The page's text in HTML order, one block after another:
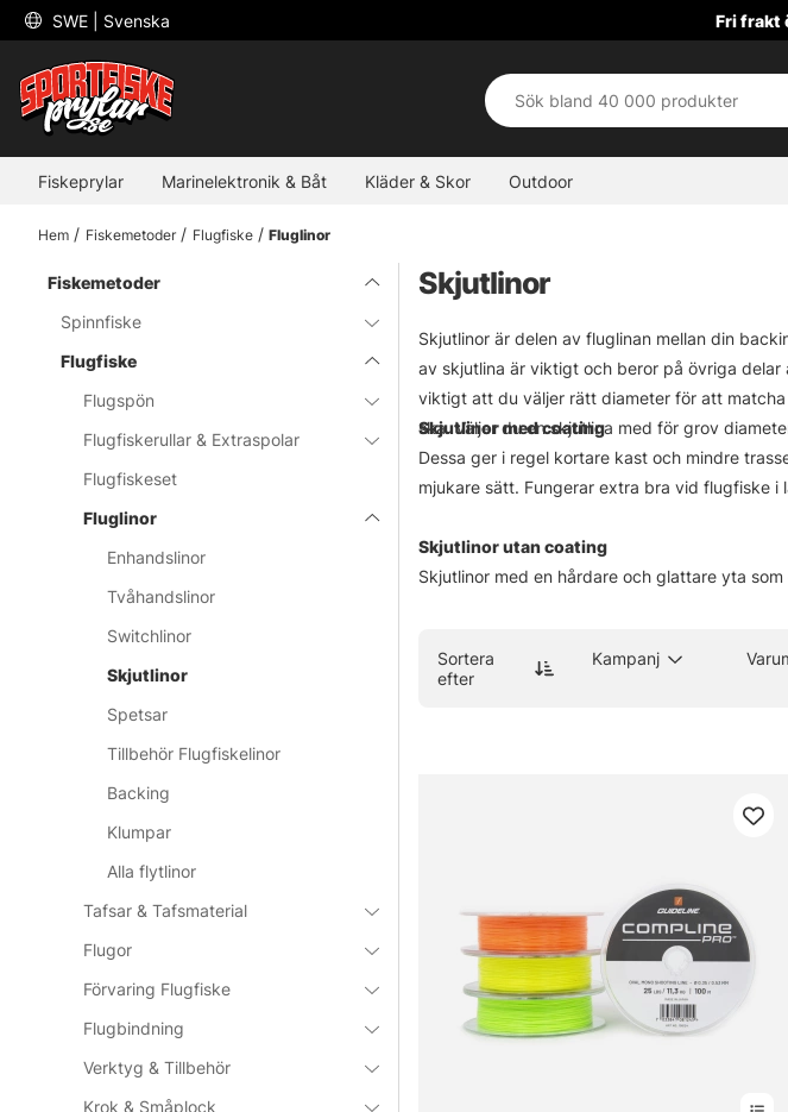
SWE | Svenska Fri frakt
Fiskeprylar Marinelektronik & Båt Kläder & Skor Outdoor
Hem Fiskemetoder Flugfiske Fluglinor
Fiskemetoder
Spinnfiske
Flugfiske
Flugspön
Flugfiskerullar & Extraspolar
Flugfiskeset
Fluglinor
Enhandslinor
Tvåhandslinor
Switchlinor
Skjutlinor
Spetsar
Tillbehör Flugfiskelinor
Backing
Klumpar
Alla flytlinor
Tafsar & Tafsmaterial
Flugor
Förvaring Flugfiske
Flugbindning
Verktyg & Tillbehör
Krok & Småplock
Skjutlinor
Skjutlinor är delen av fluglinan mellan din
av skjutlina är viktigt och beror på övriga
viktigt att du väljer rätt diameter för att
ska. Väljer du en skjutlina med för grov
Skjutlinor med coating
Dessa ger i regel kortare kast och mindre
mjukare sätt. Fungerar extra bra vid flugfiske
Skjutlinor utan coating
Skjutlinor med en hårdare och glattare yta
Sortera
efter
Kampanj